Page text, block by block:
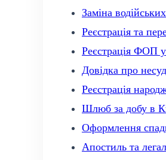
Заміна
Реєстрація та
Реєстрація ФОП у
Довідка про
Реєстрація
Шлюб за добу в
Оформлення
Апостиль та